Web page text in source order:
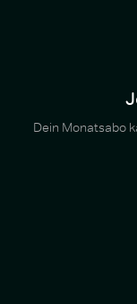
Dein Monatsabo